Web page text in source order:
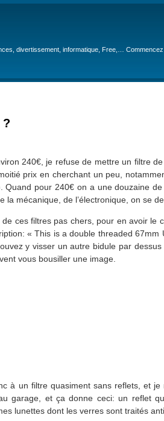
divertissement, informatique, Free,…
?
240€, je refuse de mettre un filtre
prix en cherchant un peu,
Quand pour 240€ on a une douzaine
la mécanique, de l’électronique, on se
ces filtres pas chers, pour en avoir le
« This is a double threaded
y visser un autre bidule par
vous bousiller une image.
à un filtre quasiment sans reflets, et
garage, et ça donne ceci: un reflet
lunettes dont les verres sont traités